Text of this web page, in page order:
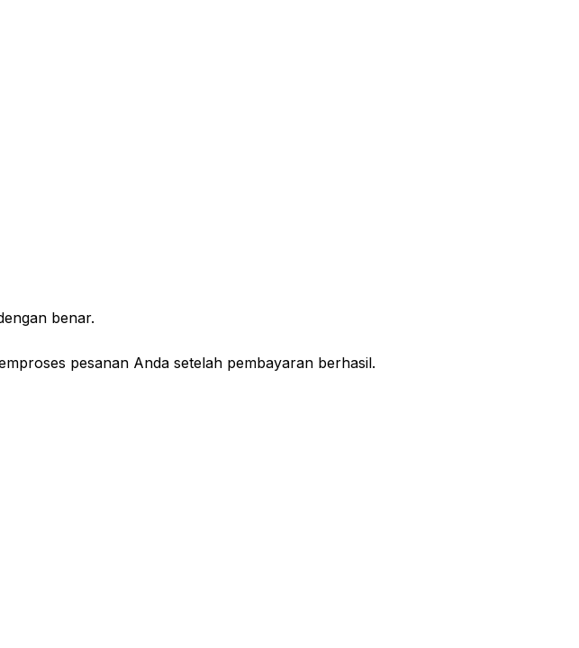
benar.
pesanan Anda setelah pembayaran berhasil.